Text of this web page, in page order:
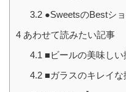
3.2●SweetsのBestシ
4 あわせて読みたい記事
4.1 ■ビールの美味し
4.2■ガラスのキレイな